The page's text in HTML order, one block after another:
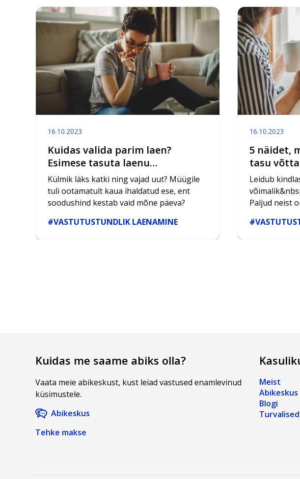
16.10.2023
Kuidas valida parim laen?
Esimese tasuta laenu
pakkumised
Külmik läks katki ning vajad uut? Müügile
tuli ootamatult kaua ihaldatud ese, ent
soodushind kestab vaid mõne päeva?
#VASTUTUSTUNDLIK LAENAMINE
16.10.2023
5 näidet,
tasu võtta
Leidub
Paljud neist
mõistlik
Kuidas me saame abiks olla?
Vaata meie abikeskust, kust leiad vastused enamlevinud
küsimustele.
Abikeskus
Tehke makse
Meist
Abikeskus
Blogi